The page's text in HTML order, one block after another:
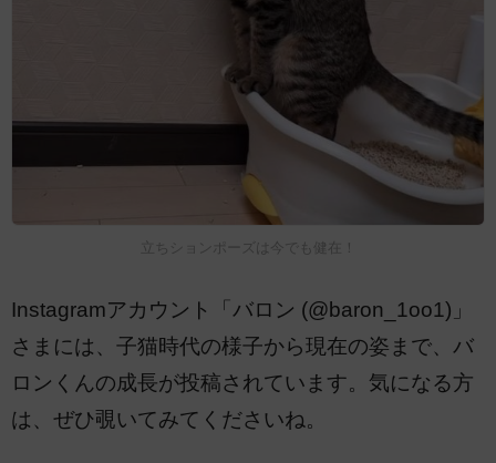
立ちションポーズは今でも健在！
Instagramアカウント「バロン (@baron_1oo1)」
さまには、子猫時代の様子から現在の姿まで、バ
ロンくんの成長が投稿されています。気になる方
は、ぜひ覗いてみてくださいね。